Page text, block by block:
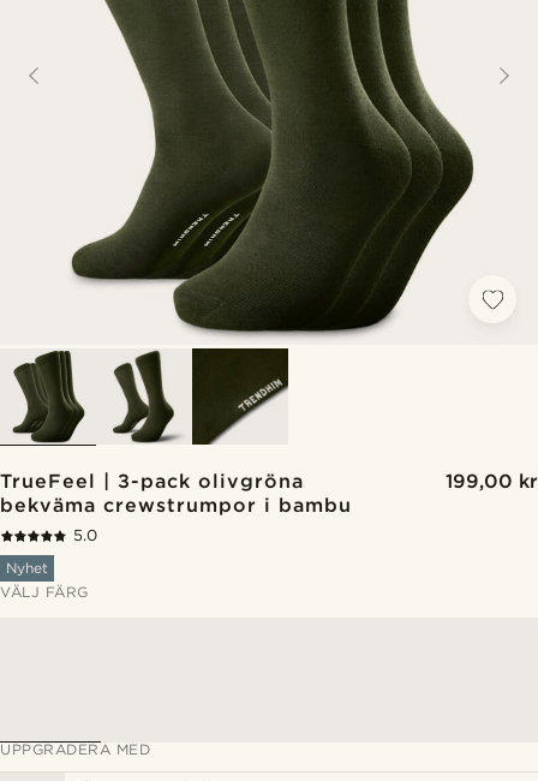
TrueFeel | 3-pack olivgröna
bekväma crewstrumpor i bambu
199,00 kr
5.0
Nyhet
VÄLJ FÄRG
UPPGRADERA MED